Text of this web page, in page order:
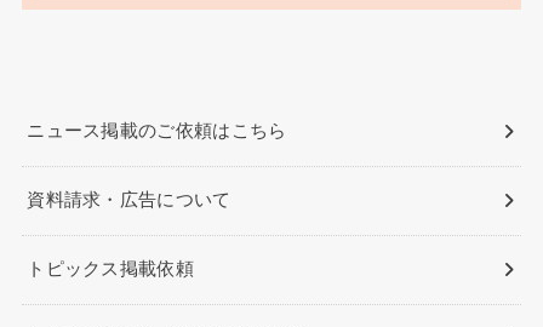
ニュース掲載のご依頼はこちら
資料請求・広告について
トピックス掲載依頼